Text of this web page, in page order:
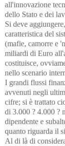
all'innovazione
dello Stato e dei
Si deve
caratteristica del
(mafie, camorre e
miliardi di Euro
costituisce,
nello scenario
I grandi flussi
avvenuti negli
cifre; si è trattato
di 3.000 ? 4.000 ?
dipendente e
quanto riguarda il
Al di là di